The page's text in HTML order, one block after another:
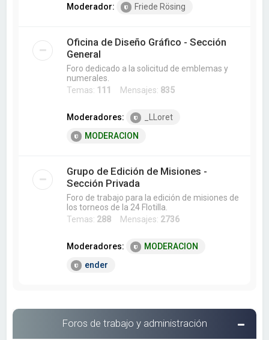
Moderador: Friede Rösing
Oficina de Diseño Gráfico - Sección
General
Foro dedicado a la solicitud de emblemas y
numerales.
Temas: 111 Mensajes: 835
Moderadores:
_LLoret
MODERACION
Grupo de Edición de Misiones -
Sección Privada
Foro de trabajo para la edición de misiones de
los torneos de la 24 Flotilla.
Temas: 288 Mensajes: 2736
Moderadores:
MODERACION
ender
Foros de trabajo y administración